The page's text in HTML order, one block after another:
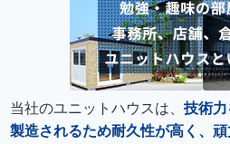
当社のユニットハウスは、技術
製造されるため耐久性が高く、頑